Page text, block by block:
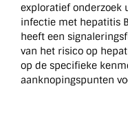
exploratief onderzoek
infectie met hepatitis
heeft een
van het risico op
op de specifieke
aanknopingspunten